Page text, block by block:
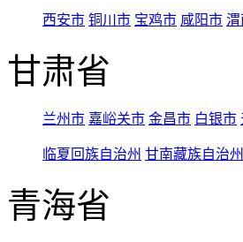
西安市 铜川市 宝鸡市 咸阳市 渭
甘肃省
兰州市 嘉峪关市 金昌市 白银市
临夏回族自治州 甘南藏族自治州
青海省